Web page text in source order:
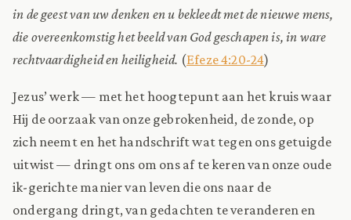
in de geest van uw denken en u bekleedt met de nieuwe mens,
die overeenkomstig het beeld van God geschapen is, in ware
rechtvaardigheid en heiligheid. (Efeze 4:20-24)
Jezus’ werk — met het hoogtepunt aan het kruis waar
Hij de oorzaak van onze gebrokenheid, de zonde, op
zich neemt en het handschrift wat tegen ons getuigde
uitwist — dringt ons om ons af te keren van onze oude
ik-gerichte manier van leven die ons naar de
ondergang dringt, van gedachten te veranderen en